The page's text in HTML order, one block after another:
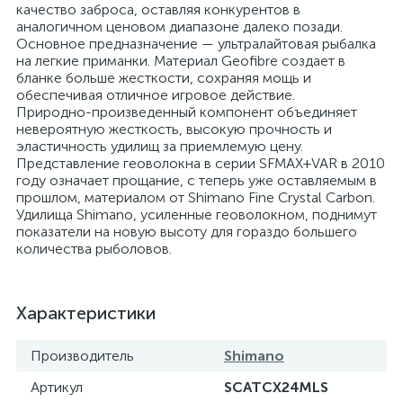
качество заброса, оставляя конкурентов в
аналогичном ценовом диапазоне далеко позади.
Основное предназначение — ультралайтовая рыбалка
на легкие приманки. Материал Geofibre создает в
бланке больше жесткости, сохраняя мощь и
обеспечивая отличное игровое действие.
Природно-произведенный компонент объединяет
невероятную жесткость, высокую прочность и
эластичность удилищ за приемлемую цену.
Представление геоволокна в серии SFMAX+VAR в 2010
году означает прощание, c теперь уже оставляемым в
прошлом, материалом от Shimano Fine Crystal Carbon.
Удилища Shimano, усиленные геоволокном, поднимут
показатели на новую высоту для гораздо большего
количества рыболовов.
Характеристики
Производитель
Shimano
Артикул
SCATCX24MLS